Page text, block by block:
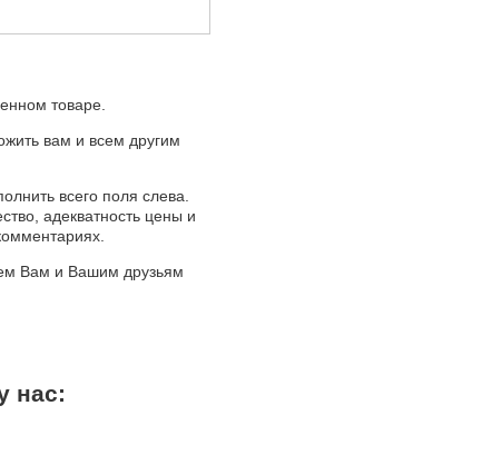
товаре.
вам и всем другим
всего поля слева.
адекватность цены и
Вам и Вашим друзьям
нас: